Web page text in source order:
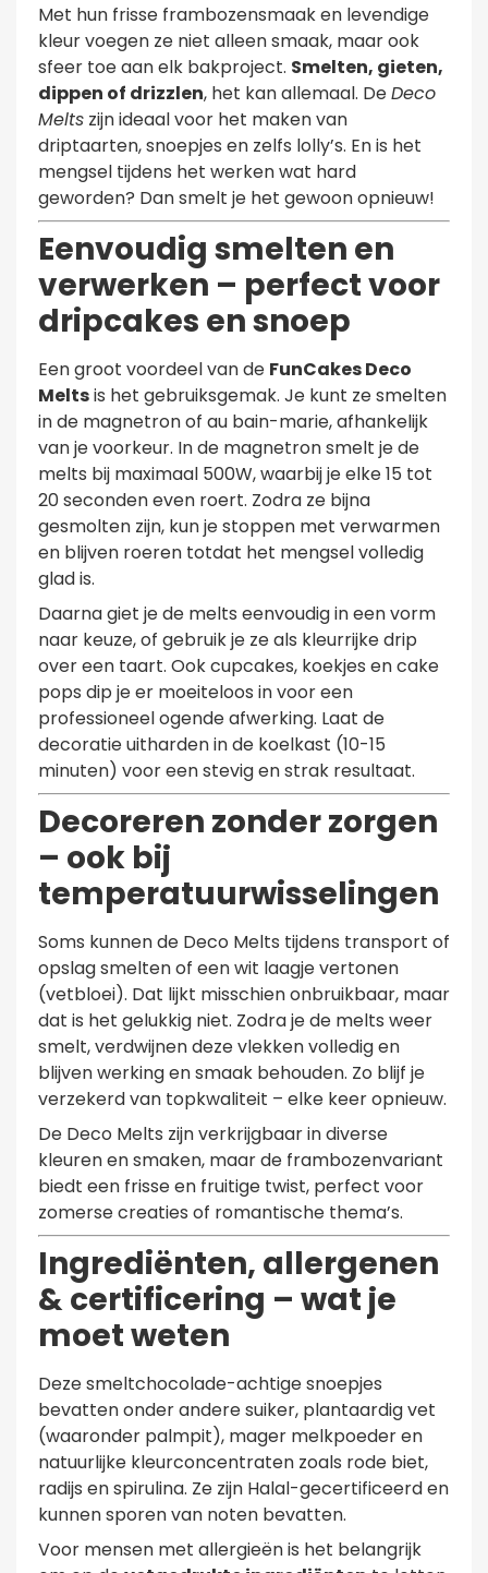
Met hun frisse frambozensmaak en levendige
kleur voegen ze niet alleen smaak, maar ook
sfeer toe aan elk bakproject. Smelten, gieten,
dippen of drizzlen, het kan allemaal. DeDeco
Melts zijn ideaal voor het maken van
driptaarten, snoepjes en zelfs lolly’s. En is het
mengsel tijdens het werken wat hard
geworden? Dan smelt je het gewoon opnieuw!
Eenvoudig smelten en
verwerken – perfect voor
dripcakes en snoep
Een groot voordeel van de FunCakes Deco
Meltsis het gebruiksgemak. Je kunt ze smelten
in de magnetron of au bain-marie, afhankelijk
van je voorkeur. In de magnetron smelt je de
melts bij maximaal 500W, waarbij je elke 15 tot
20 seconden even roert. Zodra ze bijna
gesmolten zijn, kun je stoppen met verwarmen
en blijven roeren totdat het mengsel volledig
glad is.
Daarna giet je de melts eenvoudig in een vorm
naar keuze, of gebruik je ze als kleurrijke drip
over een taart. Ook cupcakes, koekjes en cake
pops dip je er moeiteloos in voor een
professioneel ogende afwerking. Laat de
decoratie uitharden in de koelkast (10-15
minuten) voor een stevig en strak resultaat.
Decoreren zonder zorgen
– ook bij
temperatuurwisselingen
Soms kunnen de Deco Melts tijdens transport of
opslag smelten of een wit laagje vertonen
(vetbloei). Dat lijkt misschien onbruikbaar, maar
dat is het gelukkig niet. Zodra je de melts weer
smelt, verdwijnen deze vlekken volledig en
blijven werking en smaak behouden. Zo blijf je
verzekerd van topkwaliteit – elke keer opnieuw.
De Deco Melts zijn verkrijgbaar in diverse
kleuren en smaken, maar de frambozenvariant
biedt een frisse en fruitige twist, perfect voor
zomerse creaties of romantische thema’s.
Ingrediënten, allergenen
& certificering – wat je
moet weten
Deze smeltchocolade-achtige snoepjes
bevatten onder andere suiker, plantaardig vet
(waaronder palmpit), mager melkpoeder en
natuurlijke kleurconcentraten zoals rode biet,
radijs en spirulina. Ze zijn Halal-gecertificeerd en
kunnen sporen van noten bevatten.
Voor mensen met allergieën is het belangrijk